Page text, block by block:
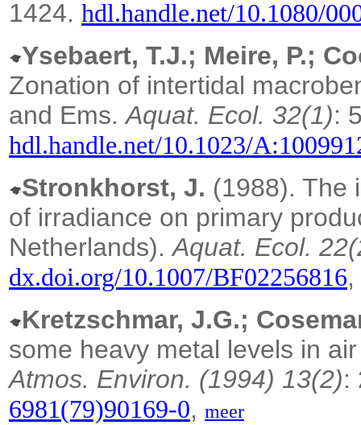
1424. hdl.handle.net/10.1080/
Ysebaert, T.J.; Meire, P.;
Zonation of intertidal
and Ems.Aquat. Ecol. 32(1):
hdl.handle.net/10.1023/
Stronkhorst, J. (1988). The
of irradiance on primary
Netherlands).Aquat. Ecol.
dx.doi.org/10.1007/BF02256816,
Kretzschmar, J.G.;
some heavy metal levels in
Atmos. Environ. (1994) 13(2):
6981(79)90169-0, meer